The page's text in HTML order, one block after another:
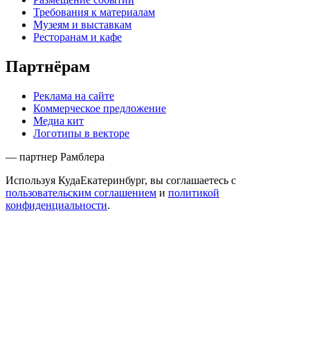
Требования к материалам
Музеям и выставкам
Ресторанам и кафе
Партнёрам
Реклама на сайте
Коммерческое предложение
Медиа кит
Логотипы в векторе
— партнер Рамблера
Используя КудаЕкатеринбург, вы соглашаетесь с
пользовательским соглашением и политикой
конфиденциальности.